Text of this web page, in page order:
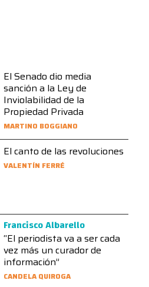
El Senado dio media
sanción a la Ley de
Inviolabilidad de la
Propiedad Privada
MARTINO BOGGIANO
El canto de las revoluciones
VALENTÍN FERRÉ
Francisco Albarello
“El periodista va a ser cada
vez más un curador de
información”
CANDELA QUIROGA